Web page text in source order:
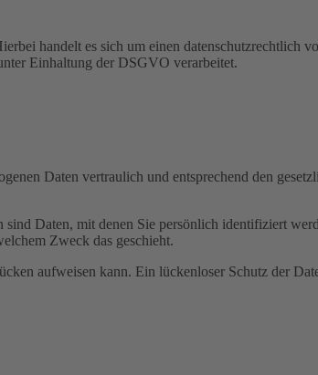
handelt es sich um einen datenschutzrechtlich
Einhaltung der DSGVO verarbeitet.
Daten vertraulich und entsprechend den
sind Daten, mit denen Sie persönlich identifiziert
Zweck das geschieht.
aufweisen kann. Ein lückenloser Schutz der